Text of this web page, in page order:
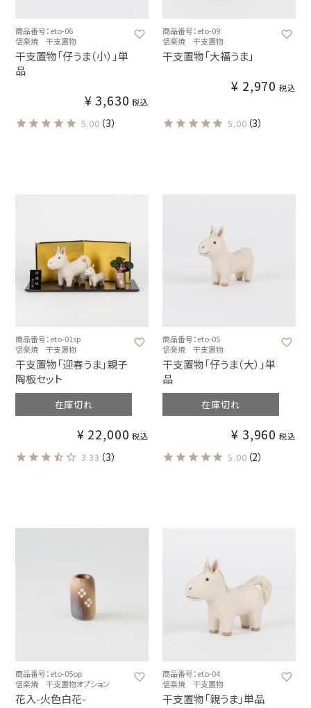
商品番号：eto-06
信楽焼 干支置物
干支置物「仔うま（小）」単
品
¥ 3,630 税込
5.00 （3）
商品番号：eto-09
信楽焼 干支置物
干支置物「大福うま」
¥ 2,970 税込
5.00 （3）
商品番号：eto-01sp
信楽焼 干支置物
干支置物「迎春うま」親子
陶板セット
在庫切れ
¥ 22,000 税込
3.33 （3）
商品番号：eto-05
信楽焼 干支置物
干支置物「仔うま（大）」単
品
在庫切れ
¥ 3,960 税込
5.00 （2）
商品番号：eto-05op
信楽焼 干支置物オプション
花入-火色白花-
商品番号：eto-04
信楽焼 干支置物
干支置物「親うま」単品